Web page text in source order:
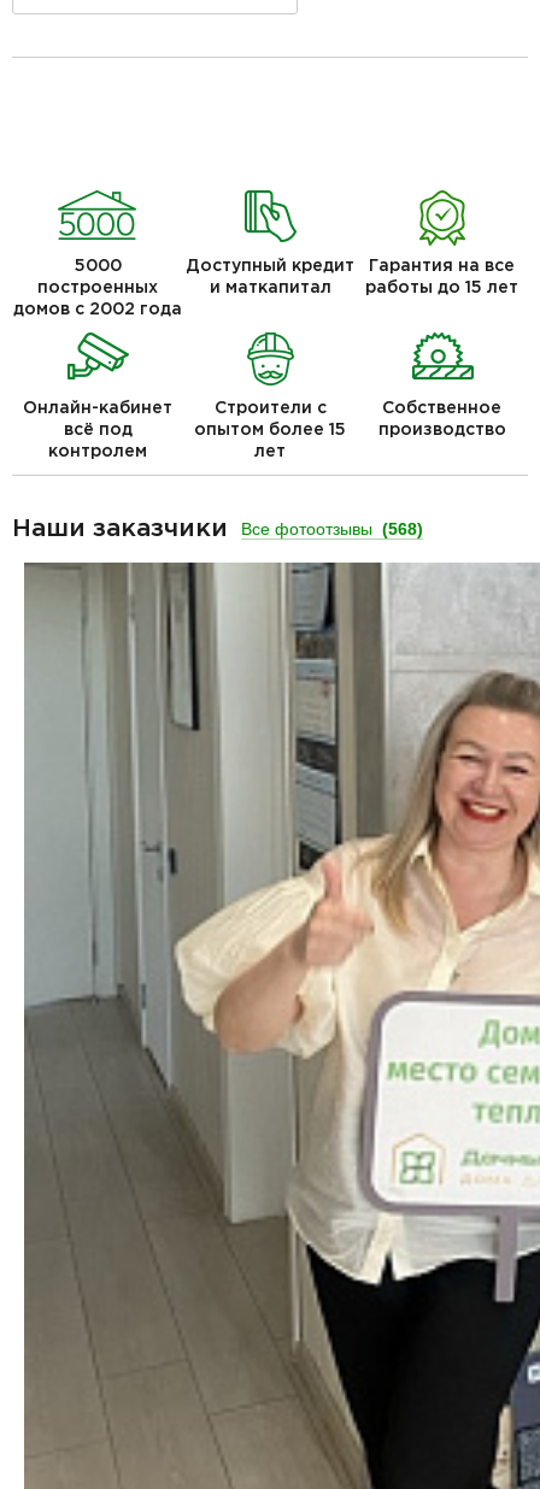
5000
построенных
домов с 2002 года
Доступный кредит
и маткапитал
Гарантия на все
работы до 15 лет
Онлайн-кабинет
всё под
контролем
Строители с
опытом более 15
лет
Собственное
производство
Наши заказчики Все фотоотзывы (568)